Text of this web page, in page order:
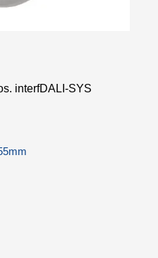
interfDALI-SYS